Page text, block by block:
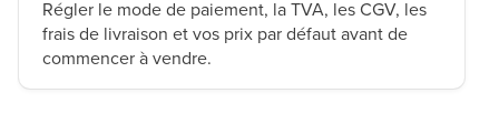
Régler le mode de paiement, la TVA, les CGV, les
frais de livraison et vos prix par défaut avant de
commencer à vendre.